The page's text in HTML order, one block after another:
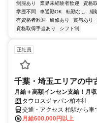
制服あり 業界未経験者歓迎 資格
学歴不問
車通勤OK 転勤なし 経
有資格者歓迎
研修あり 賞与あり
資格取得手当あり
シフト制
正社員
千葉・埼玉エリアの中
月給＋高額インセン支給！月
タウロスジャパン柏本社
交通・アクセス 柏駅から車
月給600,000円以上